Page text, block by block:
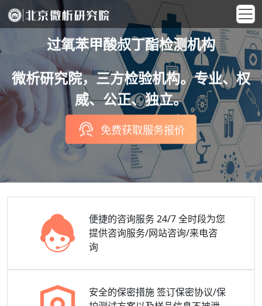
过氧苯甲酸叔丁酯检测机构
微析研究院，三方检验机构。专业、权
威、公正、独立。
免费获取服务报价
便捷的咨询服务24/7 全时段为您
提供咨询服务/网站咨询/来电咨
询
安全的保密措施 签订保密协议/保